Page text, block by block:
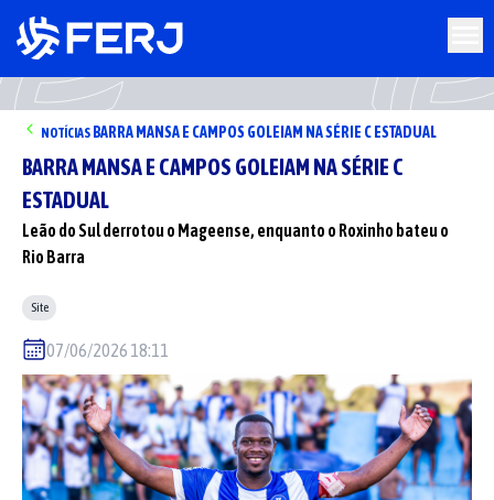
NOTÍCIAS BARRA MANSA E CAMPOS GOLEIAM NA SÉRIE C ESTADUAL
BARRA MANSA E CAMPOS GOLEIAM NA SÉRIE C
ESTADUAL
Leão do Sul derrotou o Mageense, enquanto o Roxinho bateu o
Rio Barra
Site
07/06/2026 18:11